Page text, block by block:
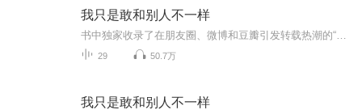
我只是敢和别人不一样
29 50.7万
我只是敢和别人不一样